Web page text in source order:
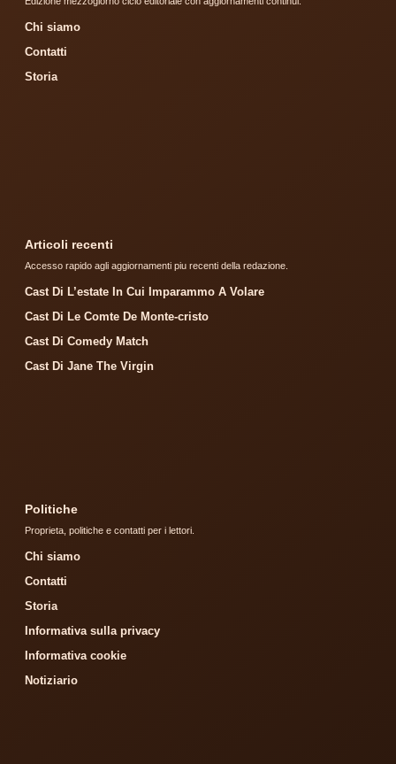
Chi siamo
Contatti
Storia
Articoli recenti
Accesso rapido agli aggiornamenti piu recenti della redazione.
Cast Di L’estate In Cui Imparammo A Volare
Cast Di Le Comte De Monte-cristo
Cast Di Comedy Match
Cast Di Jane The Virgin
Politiche
Proprieta, politiche e contatti per i lettori.
Chi siamo
Contatti
Storia
Informativa sulla privacy
Informativa cookie
Notiziario